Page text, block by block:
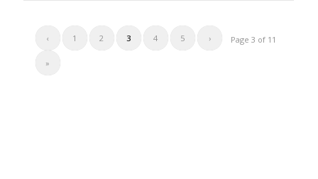
Page 3 of 11
‹ 1 2 3 4 5 ›
»